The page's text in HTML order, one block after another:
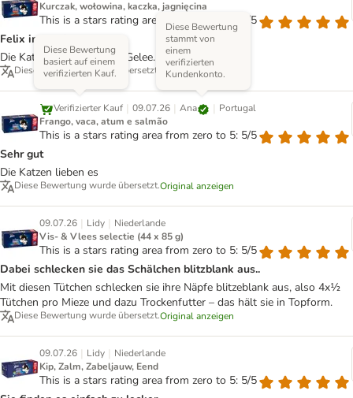
Kurczak, wołowina, kaczka, jagnięcina
This is a stars rating area from zero to 5: 5/5
Felix im Aspik
Die Katzen lieben Felix in Gelee.
Diese Bewertung wurde übersetzt. Original anzeigen
Verifizierter Kauf
Diese Bewertung
basiert auf einem
verifizierten Kauf.
| 09.07.26 | Ana
Diese Bewertung
stammt von
einem
verifizierten
Kundenkonto.
| Portugal
Frango, vaca, atum e salmão
This is a stars rating area from zero to 5: 5/5
Sehr gut
Die Katzen lieben es
Diese Bewertung wurde übersetzt.Original anzeigen
09.07.26 | Lidy | Niederlande
Vis- & Vlees selectie (44 x 85 g)
This is a stars rating area from zero to 5: 5/5
Dabei schlecken sie das Schälchen blitzblank aus..
Mit diesen Tütchen schlecken sie ihre Näpfe blitzeblank aus, also 4x½
Tütchen pro Mieze und dazu Trockenfutter – das hält sie in Topform.
Diese Bewertung wurde übersetzt.Original anzeigen
09.07.26 | Lidy | Niederlande
Kip, Zalm, Zabeljauw, Eend
This is a stars rating area from zero to 5: 5/5